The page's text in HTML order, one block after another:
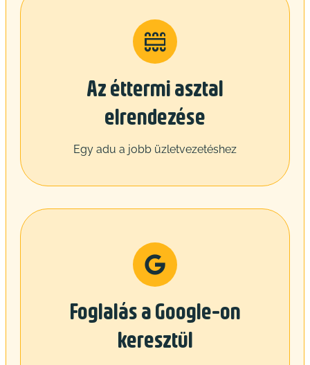
Az éttermi asztal
elrendezése
Egy adu a jobb üzletvezetéshez
Foglalás a Google-on
keresztül